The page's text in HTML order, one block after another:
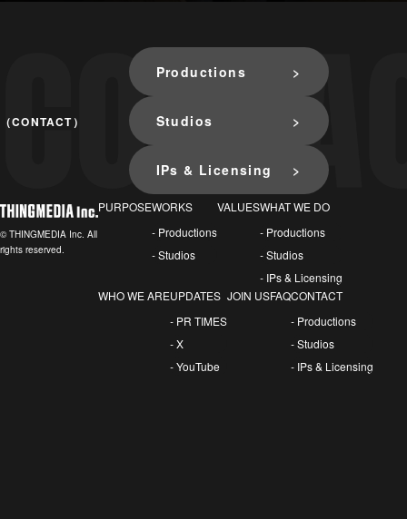
（CONTACT）
Productions
Studios
IPs & Licensing
© THINGMEDIA Inc. All
rights reserved.
PURPOSEWORKS
- Productions
- Studios
VALUESWHAT WE DO
- Productions
- Studios
- IPs & Licensing
WHO WE AREUPDATES
- PR TIMES
- X
- YouTube
JOIN USFAQCONTACT
- Productions
- Studios
- IPs & Licensing